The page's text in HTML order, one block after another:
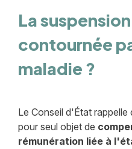
La
contournée
maladie ?
Le Conseil d'État rappelle
pour seul objet de
rémunération liée à